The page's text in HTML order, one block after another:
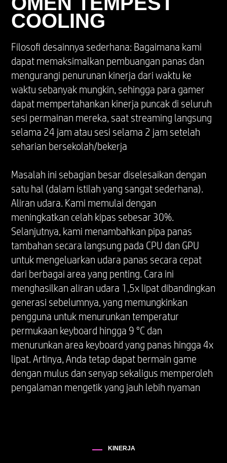
SISTEM OPERASI
Windows 11
LAYAR
Layar diagonal 40,6 cm (16 inci), WQXGA (2560
x 1600), 60-240 Hz, waktu respons 3 mdtk,
IPS, micro-edge, anti-glare, Cahaya Biru
Rendah, 500 nit, sRGB 100%
Dukungan Variable Refresh Rate
spesifikasi khusus yang disediakan oleh pabrik
komponen HP; kinerja yang sesungguhnya
dapat berbeda-beda antara lebih tinggi atau
lebih rendah.
OPSI WARNA
Shadow Black, Ceramic White
KONEKTIVITAS NIRKABEL
Kartu nirkabel MediaTek Wi-Fi 6E MT7922 (2x2)
dan Bluetooth® 5.3 atau kartu nirkabel Realtek
Wi-Fi 6 (2x2) dan Bluetooth® 5.4
*Titik akses nirkabel dan layanan internet
diperlukan dan dijual terpisah. Ketersediaan
titik akses nirkabel publik terbatas. Wi-Fi 6 juga
data gigabit saat mentransfer file antara dua
COOLING
Filosofi desainnya sederhana: Bagaimana kami
dapat memaksimalkan pembuangan panas dan
mengurangi penurunan kinerja dari waktu ke
waktu sebanyak mungkin, sehingga para gamer
dapat mempertahankan kinerja puncak di seluruh
sesi permainan mereka, saat streaming langsung
selama 24 jam atau sesi selama 2 jam setelah
seharian bersekolah/bekerja
Masalah ini sebagian besar diselesaikan dengan
satu hal (dalam istilah yang sangat sederhana).
Aliran udara. Kami memulai dengan
meningkatkan celah kipas sebesar 30%.
Selanjutnya, kami menambahkan pipa panas
tambahan secara langsung pada CPU dan GPU
untuk mengeluarkan udara panas secara cepat
dari berbagai area yang penting. Cara ini
menghasilkan aliran udara 1,5x lipat dibandingkan
generasi sebelumnya, yang memungkinkan
pengguna untuk menurunkan temperatur
permukaan keyboard hingga 9 °C dan
menurunkan area keyboard yang panas hingga 4x
lipat. Artinya, Anda tetap dapat bermain game
dengan mulus dan senyap sekaligus memperoleh
pengalaman mengetik yang jauh lebih nyaman
KINERJA